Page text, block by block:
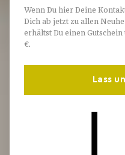
Wenn Du hier Deine
Dich ab jetzt zu allen
erhältst Du einen
€.
Lass